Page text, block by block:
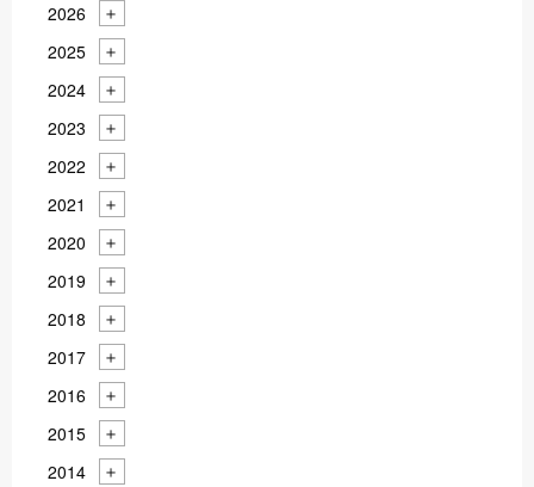
2026
2025
2024
2023
2022
2021
2020
2019
2018
2017
2016
2015
2014